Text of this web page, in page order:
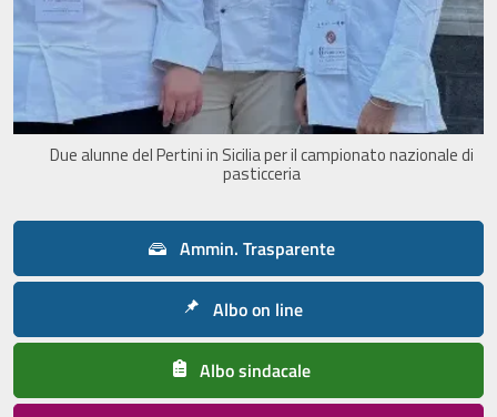
Due alunne del Pertini in Sicilia per il campionato nazionale di
pasticceria
Ammin. Trasparente
Albo on line
Albo sindacale